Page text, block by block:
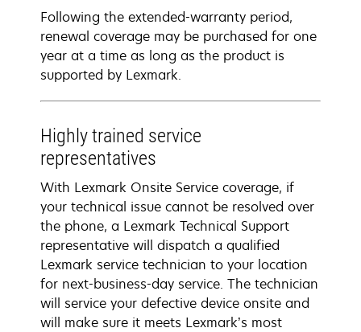
Following the extended-warranty period,
renewal coverage may be purchased for one
year at a time as long as the product is
supported by Lexmark.
Highly trained service
representatives
With Lexmark Onsite Service coverage, if
your technical issue cannot be resolved over
the phone, a Lexmark Technical Support
representative will dispatch a qualified
Lexmark service technician to your location
for next-business-day service. The technician
will service your defective device onsite and
will make sure it meets Lexmark’s most